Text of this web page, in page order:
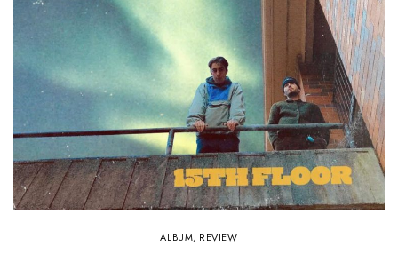
ALBUM, REVIEW